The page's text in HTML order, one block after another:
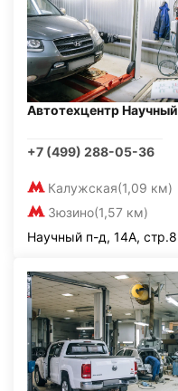
Автотехцентр Научный
+7 (499) 288-05-36
Калужская(1,09 км)
Зюзино(1,57 км)
Научный п-д, 14А, стр.8